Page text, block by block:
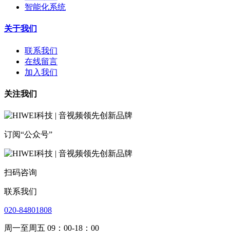
智能化系统
关于我们
联系我们
在线留言
加入我们
关注我们
订阅“公众号”
扫码咨询
联系我们
020-84801808
周一至周五 09：00-18：00